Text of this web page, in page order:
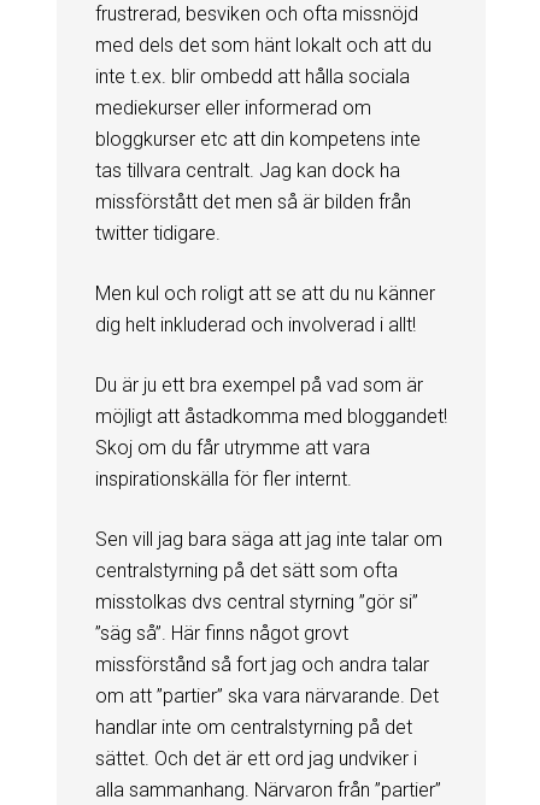
frustrerad, besviken och ofta missnöjd
med dels det som hänt lokalt och att du
inte t.ex. blir ombedd att hålla sociala
mediekurser eller informerad om
bloggkurser etc att din kompetens inte
tas tillvara centralt. Jag kan dock ha
missförstått det men så är bilden från
twitter tidigare.
Men kul och roligt att se att du nu känner
dig helt inkluderad och involverad i allt!
Du är ju ett bra exempel på vad som är
möjligt att åstadkomma med bloggandet!
Skoj om du får utrymme att vara
inspirationskälla för fler internt.
Sen vill jag bara säga att jag inte talar om
centralstyrning på det sätt som ofta
misstolkas dvs central styrning ”gör si”
”säg så”. Här finns något grovt
missförstånd så fort jag och andra talar
om att ”partier” ska vara närvarande. Det
handlar inte om centralstyrning på det
sättet. Och det är ett ord jag undviker i
alla sammanhang. Närvaron från ”partier”